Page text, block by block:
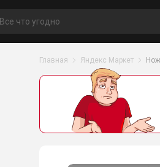
Главная Яндекс Маркет